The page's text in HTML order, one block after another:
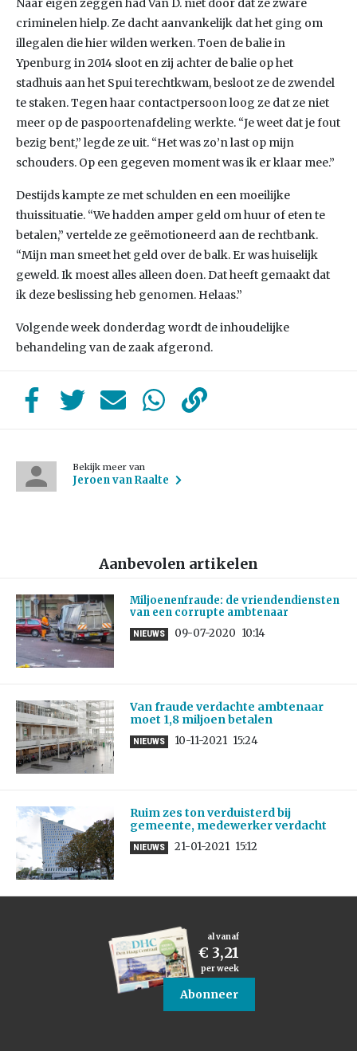
Naar eigen zeggen had Van D. niet door dat ze zware
criminelen hielp. Ze dacht aanvankelijk dat het ging om
illegalen die hier wilden werken. Toen de balie in
Ypenburg in 2014 sloot en zij achter de balie op het
stadhuis aan het Spui terechtkwam, besloot ze de zwendel
te staken. Tegen haar contactpersoon loog ze dat ze niet
meer op de paspoortenafdeling werkte. “Je weet dat je fout
bezig bent,” legde ze uit. “Het was zo’n last op mijn
schouders. Op een gegeven moment was ik er klaar mee.”
Destijds kampte ze met schulden en een moeilijke
thuissituatie. “We hadden amper geld om huur of eten te
betalen,” vertelde ze geëmotioneerd aan de rechtbank.
“Mijn man smeet het geld over de balk. Er was huiselijk
geweld. Ik moest alles alleen doen. Dat heeft gemaakt dat
ik deze beslissing heb genomen. Helaas.”
Volgende week donderdag wordt de inhoudelijke
behandeling van de zaak afgerond.
Bekijk meer van
Jeroen van Raalte
Aanbevolen artikelen
Miljoenenfraude: de vriendendiensten
van een corrupte ambtenaar
NIEUWS 09-07-2020 10:14
Van fraude verdachte ambtenaar
moet 1,8 miljoen betalen
NIEUWS 10-11-2021 15:24
Ruim zes ton verduisterd bij
gemeente, medewerker verdacht
NIEUWS 21-01-2021 15:12
al vanaf
€ 3,21
per week
Abonneer